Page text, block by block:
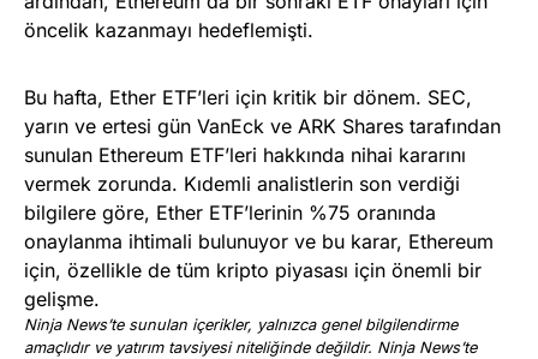
öncelik kazanmayı hedeflemişti.
Bu hafta, Ether ETF’leri için kritik bir dönem. SEC,
yarın ve ertesi gün VanEck ve ARK Shares tarafından
sunulan Ethereum ETF’leri hakkında nihai kararını
vermek zorunda. Kıdemli analistlerin son verdiği
bilgilere göre, Ether ETF’lerinin %75 oranında
onaylanma ihtimali bulunuyor ve bu karar, Ethereum
için, özellikle de tüm kripto piyasası için önemli bir
gelişme.
Ninja News’te sunulan içerikler, yalnızca genel bilgilendirme
amaçlıdır ve yatırım tavsiyesi niteliğinde değildir. Ninja News’te